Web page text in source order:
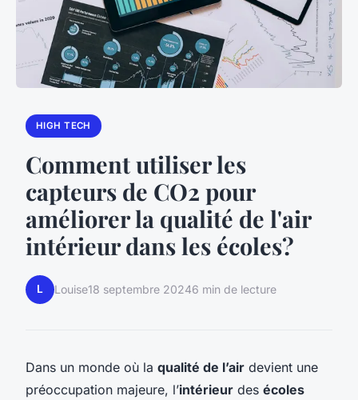
HIGH TECH
Comment utiliser les
capteurs de CO2 pour
améliorer la qualité de l'air
intérieur dans les écoles?
L Louise18 septembre 20246 min de lecture
Dans un monde où la qualité de l’air devient une
préoccupation majeure, l’intérieur des écoles